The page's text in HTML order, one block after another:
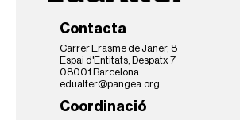
Contacta
Carrer Erasme de Janer, 8
Espai d'Entitats, Despatx 7
08001 Barcelona
edualter@pangea.org
Coordinació